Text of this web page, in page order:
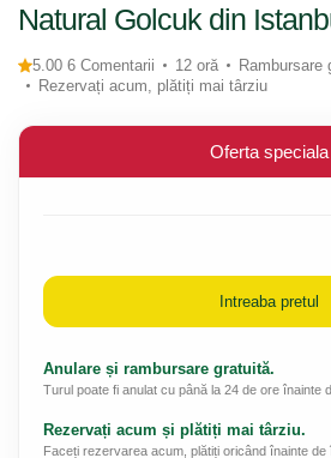
Natural Golcuk din
5.00 6 Comentarii 12 oră
Rambursare
Rezervați acum, plătiți mai târziu
Oferta speciala
Intreaba pretul
Anulare și rambursare gratuită.
Turul poate fi anulat cu până la 24 de ore înainte
Rezervați acum și plătiți mai târziu.
Faceți rezervarea acum, plătiți oricând înainte de